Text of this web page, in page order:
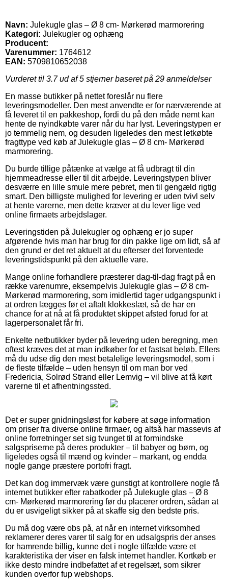
Navn: Julekugle glas – Ø 8 cm- Mørkerød marmorering
Kategori: Julekugler og ophæng
Producent:
Varenummer: 1764612
EAN: 5709810652038
Vurderet til 3.7ud af 5 stjerner baseret på 29 anmeldelser
En masse butikker på nettet foreslår nu flere
leveringsmodeller. Den mest anvendte er for nærværende at
få leveret til en pakkeshop, fordi du på den måde nemt kan
hente de nyindkøbte varer når du har lyst. Leveringstypen er
jo temmelig nem, og desuden ligeledes den mest letkøbte
fragttype ved køb af Julekugle glas – Ø 8 cm- Mørkerød
marmorering.
Du burde tillige påtænke at vælge at få udbragt til din
hjemmeadresse eller til dit arbejde. Leveringstypen bliver
desværre en lille smule mere pebret, men til gengæld rigtig
smart. Den billigste mulighed for levering er uden tvivl selv
at hente varerne, men dette kræver at du lever lige ved
online firmaets arbejdslager.
Leveringstiden på Julekugler og ophæng er jo super
afgørende hvis man har brug for din pakke lige om lidt, så af
den grund er det ret aktuelt at du efterser det forventede
leveringstidspunkt på den aktuelle vare.
Mange online forhandlere præsterer dag-til-dag fragt på en
række varenumre, eksempelvis Julekugle glas – Ø 8 cm-
Mørkerød marmorering, som imidlertid tager udgangspunkt i
at ordren lægges før et aftalt klokkeslæt, så de har en
chance for at nå at få produktet skippet afsted forud for at
lagerpersonalet får fri.
Enkelte netbutikker byder på levering uden beregning, men
oftest kræves det at man indkøber for et fastsat beløb. Ellers
må du udse dig den mest betalelige leveringsmodel, som i
de fleste tilfælde – uden hensyn til om man bor ved
Fredericia, Solrød Strand eller Lemvig – vil blive at få kørt
varerne til et afhentningssted.
Det er super gnidningsløst for købere at søge information
om priser fra diverse online firmaer, og altså har massevis af
online forretninger set sig tvunget til at formindske
salgspriserne på deres produkter – til babyer og børn, og
ligeledes også til mænd og kvinder – markant, og endda
nogle gange præstere portofri fragt.
Det kan dog immervæk være gunstigt at kontrollere nogle få
internet butikker efter rabatkoder på Julekugle glas – Ø 8
cm- Mørkerød marmorering før du placerer ordren, sådan at
du er usvigeligt sikker på at skaffe sig den bedste pris.
Du må dog være obs på, at når en internet virksomhed
reklamerer deres varer til salg for en udsalgspris der anses
for hamrende billig, kunne det i nogle tilfælde være et
karakteristika der viser en falsk internet handler. Kortkøb er
ikke desto mindre indbefattet af et regelsæt, som sikrer
kunden overfor fup webshops.